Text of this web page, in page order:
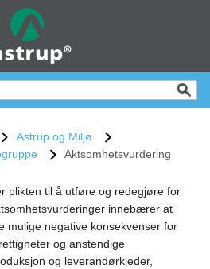
Astrup og Miljø
Aktsomhetsvurdering
plikten til å utføre og redegjøre for
innebærer at
mulige negative konsekvenser for
og anstendige
og leverandørkjeder,